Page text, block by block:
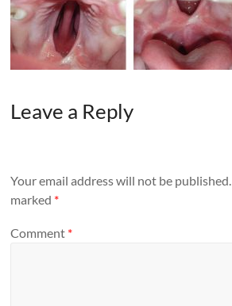
Leave a Reply
Your email address will not be published.
marked *
Comment *